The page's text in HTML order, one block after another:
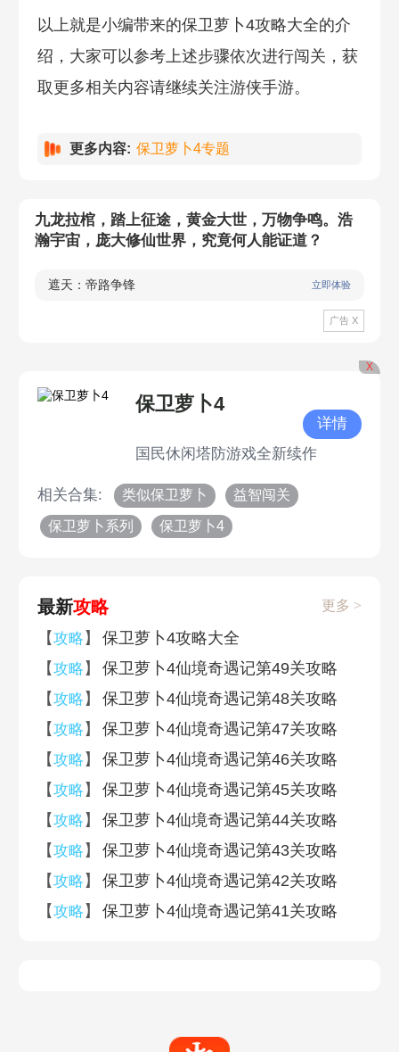
以上就是小编带来的保卫萝卜4攻略大全的介
绍，大家可以参考上述步骤依次进行闯关，获
取更多相关内容请继续关注游侠手游。
更多内容: 保卫萝卜4专题
九龙拉棺，踏上征途，黄金大世，万物争鸣。浩
瀚宇宙，庞大修仙世界，究竟何人能证道？
遮天：帝路争锋 立即体验
广告 X
X
保卫萝卜4
国民休闲塔防游戏全新续作
详情
相关合集: 类似保卫萝卜 益智闯关
保卫萝卜系列 保卫萝卜4
最新攻略 更多 >
【攻略 】
保卫萝卜4攻略大全
【攻略 】
保卫萝卜4仙境奇遇记第49关攻略
【攻略 】
保卫萝卜4仙境奇遇记第48关攻略
【攻略 】
保卫萝卜4仙境奇遇记第47关攻略
【攻略 】
保卫萝卜4仙境奇遇记第46关攻略
【攻略 】
保卫萝卜4仙境奇遇记第45关攻略
【攻略 】
保卫萝卜4仙境奇遇记第44关攻略
【攻略 】
保卫萝卜4仙境奇遇记第43关攻略
【攻略 】
保卫萝卜4仙境奇遇记第42关攻略
【攻略 】 保卫萝卜4仙境奇遇记第41关攻略